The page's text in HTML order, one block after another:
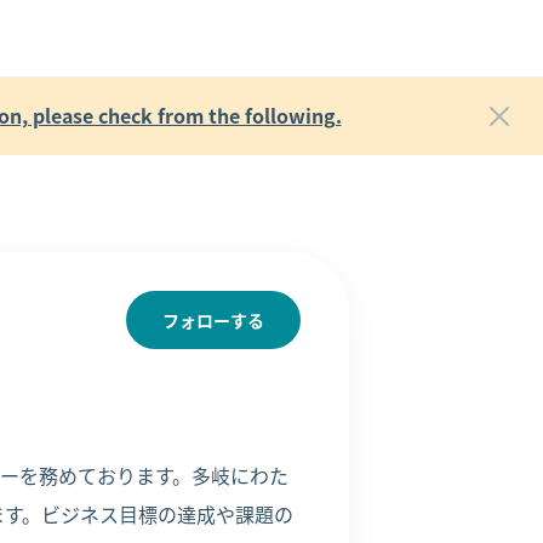
please check from the following.
フォローする
を務めております。多岐にわた
。ビジネス目標の達成や課題の